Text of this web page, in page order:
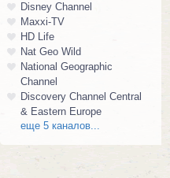
Disney Channel
Maxxi-TV
HD Life
Nat Geo Wild
National Geographic
Channel
Discovery Channel Central
& Eastern Europe
еще 5 каналов...